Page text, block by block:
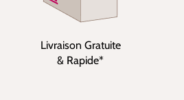
Livraison Gratuite
& Rapide*